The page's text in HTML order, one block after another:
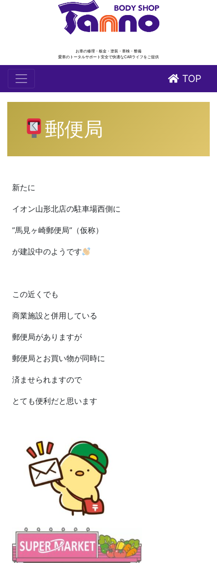
お車の修理・板金・塗装・車検・整備
愛車のトータルサポート安全で快適なCARライフをご提供
TOP
郵便局
新たに
イオン山形北店の駐車場西側に
”馬見ヶ崎郵便局”（仮称）
が建設中のようです
この近くでも
商業施設と併用している
郵便局がありますが
郵便局とお買い物が同時に
済ませられますので
とても便利だと思います